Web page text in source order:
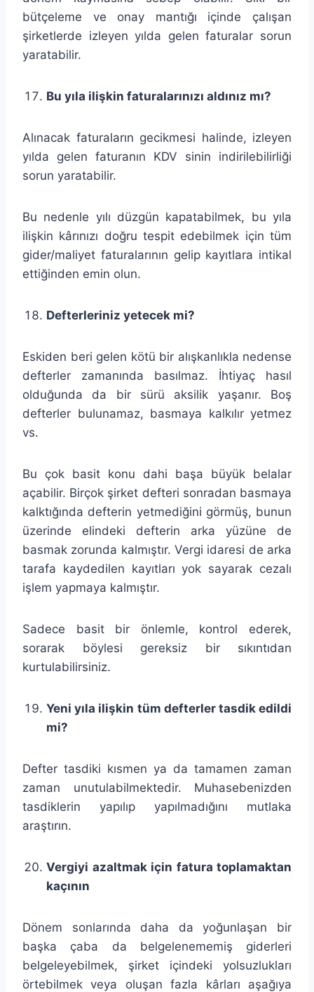
bütçeleme ve onay mantığı içinde çalışan
şirketlerde izleyen yılda gelen faturalar sorun
yaratabilir.
Bu yıla ilişkin faturalarınızı aldınız mı?
Alınacak faturaların gecikmesi halinde, izleyen
yılda gelen faturanın KDV sinin indirilebilirliği
sorun yaratabilir.
Bu nedenle yılı düzgün kapatabilmek, bu yıla
ilişkin kârınızı doğru tespit edebilmek için tüm
gider/maliyet faturalarının gelip kayıtlara intikal
ettiğinden emin olun.
Defterleriniz yetecek mi?
Eskiden beri gelen kötü bir alışkanlıkla nedense
defterler zamanında basılmaz. İhtiyaç hasıl
olduğunda da bir sürü aksilik yaşanır. Boş
defterler bulunamaz, basmaya kalkılır yetmez
vs.
Bu çok basit konu dahi başa büyük belalar
açabilir. Birçok şirket defteri sonradan basmaya
kalktığında defterin yetmediğini görmüş, bunun
üzerinde elindeki defterin arka yüzüne de
basmak zorunda kalmıştır. Vergi idaresi de arka
tarafa kaydedilen kayıtları yok sayarak cezalı
işlem yapmaya kalmıştır.
Sadece basit bir önlemle, kontrol ederek,
sorarak böylesi gereksiz bir sıkıntıdan
kurtulabilirsiniz.
Yeni yıla ilişkin tüm defterler tasdik edildi
mi?
Defter tasdiki kısmen ya da tamamen zaman
zaman unutulabilmektedir. Muhasebenizden
tasdiklerin yapılıp yapılmadığını mutlaka
araştırın.
Vergiyi azaltmak için fatura toplamaktan
kaçının
Dönem sonlarında daha da yoğunlaşan bir
başka çaba da belgelenememiş giderleri
belgeleyebilmek, şirket içindeki yolsuzlukları
örtebilmek veya oluşan fazla kârları aşağıya